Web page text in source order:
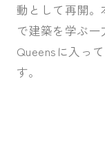
動として再開
で建築を学ぶ一
Queensに入っ
す。